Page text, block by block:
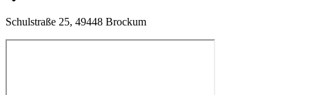
Schulstraße 25, 49448 Brockum